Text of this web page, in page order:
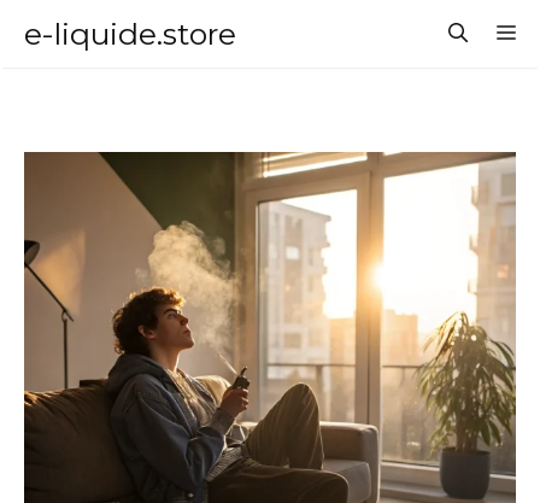
e-liquide.store